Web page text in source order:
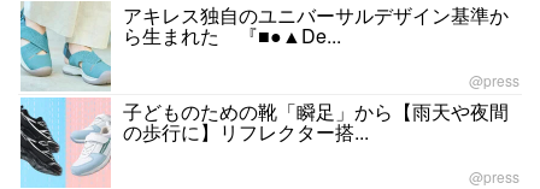
アキレス独自のユニバーサルデザイン基準か
ら生まれた 『■●▲De...
@press
子どものための靴「瞬足」から【雨天や夜間
の歩行に】リフレクター搭...
@press